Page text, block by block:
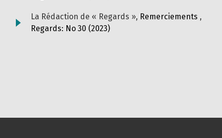
La Rédaction de « Regards », Remerciements ,
Regards: No 30 (2023)